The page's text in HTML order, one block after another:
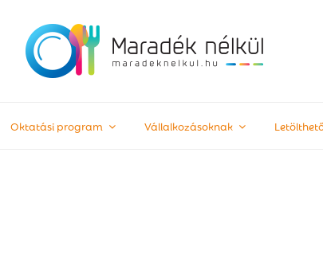
Oktatási program Vállalkozásoknak